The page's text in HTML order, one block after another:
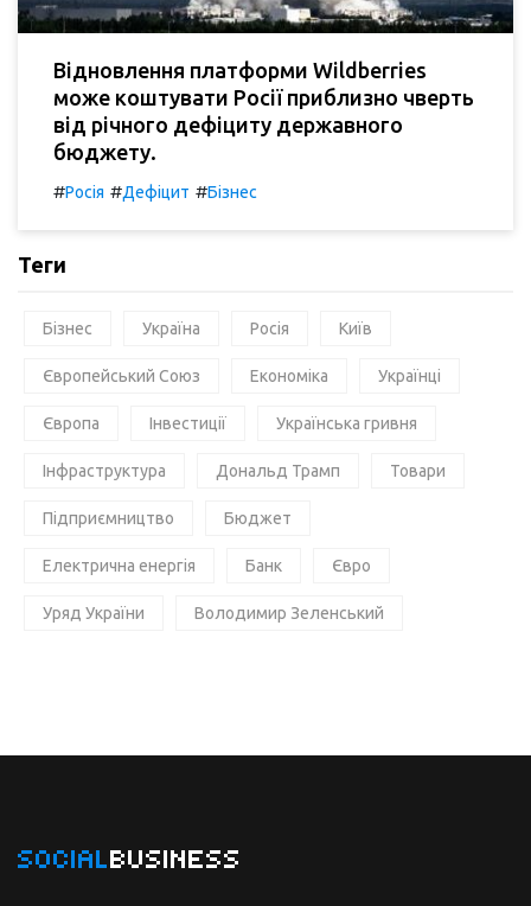
Відновлення платформи Wildberries
може коштувати Росії приблизно чверть
від річного дефіциту державного
бюджету.
#Росія #Дефіцит #Бізнес
Теги
Бізнес Україна Росія Київ
Європейський Союз Економіка Українці
Європа Інвестиції Українська гривня
Інфраструктура Дональд Трамп Товари
Підприємництво Бюджет
Електрична енергія Банк Євро
Уряд України Володимир Зеленський
SOCIALBUSINESS